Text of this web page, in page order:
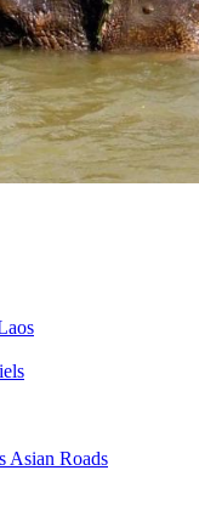
Asian Roads